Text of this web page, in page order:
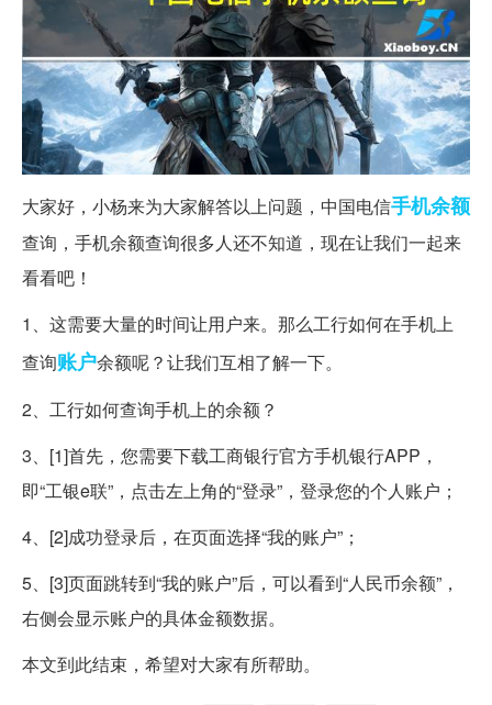
大家好，小杨来为大家解答以上问题，中国电信手机余额
查询，手机余额查询很多人还不知道，现在让我们一起来
看看吧！
1、这需要大量的时间让用户来。那么工行如何在手机上
查询账户余额呢？让我们互相了解一下。
2、工行如何查询手机上的余额？
3、[1]首先，您需要下载工商银行官方手机银行APP，
即“工银e联”，点击左上角的“登录”，登录您的个人账户；
4、[2]成功登录后，在页面选择“我的账户”；
5、[3]页面跳转到“我的账户”后，可以看到“人民币余额”，
右侧会显示账户的具体金额数据。
本文到此结束，希望对大家有所帮助。